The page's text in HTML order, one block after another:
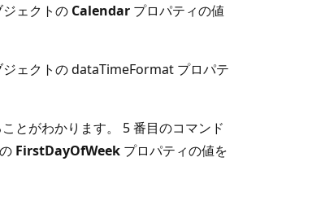
ェクトの Calendar プロパティの値
ェクトの dataTimeFormat プロパテ
とがわかります。 5 番目のコマンド
FirstDayOfWeek プロパティの値を